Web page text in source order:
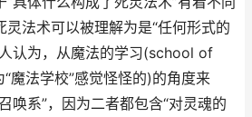
灵法术可以被理解为是“任何形式的
认为，从魔法的学习(school of
魔法学校”感觉怪怪的)的角度来
唤系”，因为二者都包含“对灵魂的